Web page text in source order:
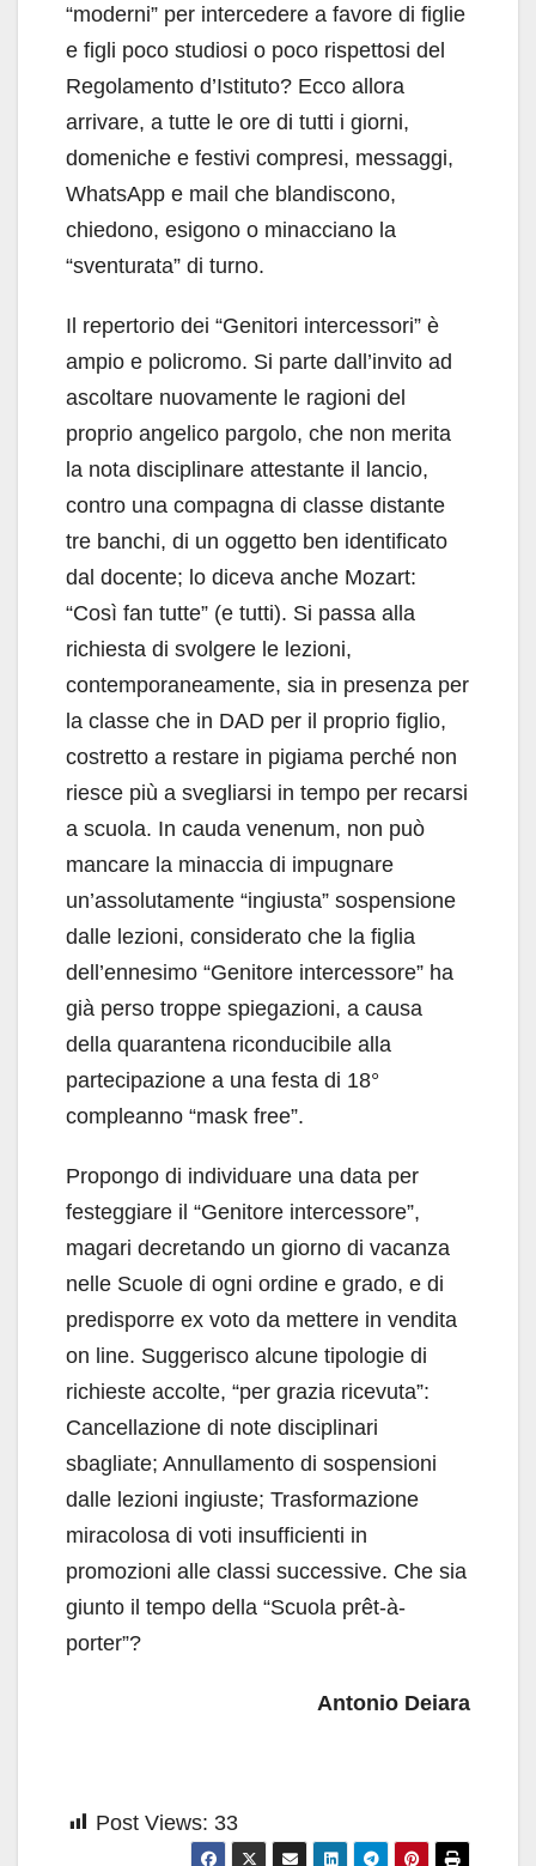
“moderni” per intercedere a favore di figlie
e figli poco studiosi o poco rispettosi del
Regolamento d’Istituto? Ecco allora
arrivare, a tutte le ore di tutti i giorni,
domeniche e festivi compresi, messaggi,
WhatsApp e mail che blandiscono,
chiedono, esigono o minacciano la
“sventurata” di turno.
Il repertorio dei “Genitori intercessori” è
ampio e policromo. Si parte dall’invito ad
ascoltare nuovamente le ragioni del
proprio angelico pargolo, che non merita
la nota disciplinare attestante il lancio,
contro una compagna di classe distante
tre banchi, di un oggetto ben identificato
dal docente; lo diceva anche Mozart:
“Così fan tutte” (e tutti). Si passa alla
richiesta di svolgere le lezioni,
contemporaneamente, sia in presenza per
la classe che in DAD per il proprio figlio,
costretto a restare in pigiama perché non
riesce più a svegliarsi in tempo per recarsi
a scuola. In cauda venenum, non può
mancare la minaccia di impugnare
un’assolutamente “ingiusta” sospensione
dalle lezioni, considerato che la figlia
dell’ennesimo “Genitore intercessore” ha
già perso troppe spiegazioni, a causa
della quarantena riconducibile alla
partecipazione a una festa di 18°
compleanno “mask free”.
Propongo di individuare una data per
festeggiare il “Genitore intercessore”,
magari decretando un giorno di vacanza
nelle Scuole di ogni ordine e grado, e di
predisporre ex voto da mettere in vendita
on line. Suggerisco alcune tipologie di
richieste accolte, “per grazia ricevuta”:
Cancellazione di note disciplinari
sbagliate; Annullamento di sospensioni
dalle lezioni ingiuste; Trasformazione
miracolosa di voti insufficienti in
promozioni alle classi successive. Che sia
giunto il tempo della “Scuola prêt-à-
porter”?
Antonio Deiara
Post Views: 33